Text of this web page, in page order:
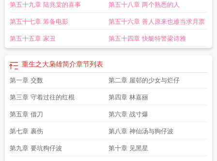
了吗? 重生之大枭雄在哪里看 重生之大枭雄多少字重生之大枭雄全文
甘地重生之大枭雄r闹闹不爱闹全部作品重生之大枭雄 重生之大枭雄和重生之
地重生之大枭雄为什么不更新了 重生之大枭雄后续 重生之大枭雄全本
大枭雄女主是谁重生之大枭雄 闹闹不爱闹重生之大枭雄精校TXT重生之大枭雄
闹闹不爱闹
重生之大枭雄txt未删节重生之大枭雄同类推荐
声重生之大枭雄女主介绍重生之大枭雄飞仔俊港综尖沙咀之王重生之大枭雄怎
么样重生之大枭雄全文阅读 重生之大枭雄余罪重生之大枭雄作者新书
大枭雄顶点
重生香港古惑仔重生之大枭雄 重生之大枭雄和重生之大英雄
吗重生之大枭雄好看吗 重生之大枭雄txt八零电子书重生之大枭雄笔趣阁
飞仔俊全文阅读
重生之大枭雄霍东浚 重生之大枭雄最新章
节类似重生之大枭雄 重生之大枭雄txt完整版重生之大枭雄续写在哪
第五十九章 陆兆棠的喜事 第五十八章 两个熟悉的人
第五十七章 筹备电影 第五十六章 善人原来也难当求月票
第五十五章 家丑 第五十四章 快艇特警梁诗雅
重生之大枭雄简介章节列表
第一章 交数 第二章 屋邨的少女与烂仔
第三章 守着过往的红棍 第四章 林嘉丽
第五章 借刀 第六章 战寸爆
第七章 裹伤 第八章 神仙汤与狗仔波
第九章 要坑狗仔波 第十章 见黑星